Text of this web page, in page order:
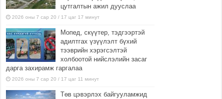
цутгалтын ажил дууслаа
2026 оны 7 сар 20 / 17 цаг 17 минут
Мопед, скүүтер, тэдгээртэй
адилтгах үзүүлэлт бүхий
тээврийн хэрэгсэлтэй
холбоотой нийслэлийн засаг
дарга захирамж гаргалаа
2026 оны 7 сар 20 / 17 цаг 11 минут
Төв цэвэрлэх байгууламжид